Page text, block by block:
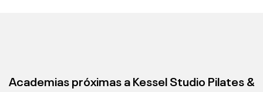
Academias próximas a Kessel Studio Pilates &